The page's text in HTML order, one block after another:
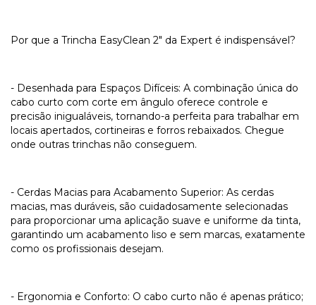
Por que a Trincha EasyClean 2" da Expert é indispensável?
- Desenhada para Espaços Difíceis: A combinação única do
cabo curto com corte em ângulo oferece controle e
precisão inigualáveis, tornando-a perfeita para trabalhar em
locais apertados, cortineiras e forros rebaixados. Chegue
onde outras trinchas não conseguem.
- Cerdas Macias para Acabamento Superior: As cerdas
macias, mas duráveis, são cuidadosamente selecionadas
para proporcionar uma aplicação suave e uniforme da tinta,
garantindo um acabamento liso e sem marcas, exatamente
como os profissionais desejam.
- Ergonomia e Conforto: O cabo curto não é apenas prático;